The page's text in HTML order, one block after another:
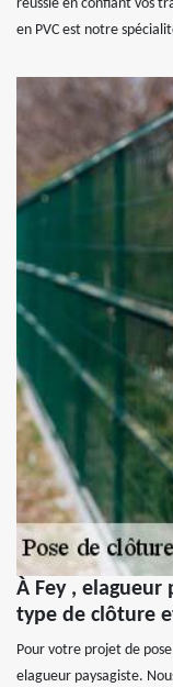
réussie en confiant vos
en PVC est notre
À Fey , elagueur
type de clôture
Pour votre projet de
elagueur paysagiste.